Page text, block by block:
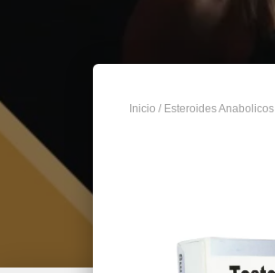
Inicio / Esteroides Anabolicos